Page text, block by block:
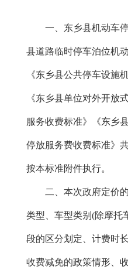
一、东乡县机动车
县道路临时停车泊位机
《东乡县公共停车设施
《东乡县单位对外开放
服务收费标准》《东乡
停放服务费收费标准》
按本标准附件执行。
二、本次政府定价
类型、车型类别 (除摩托
段的区分划定、计费时
收费减免的政策情形、